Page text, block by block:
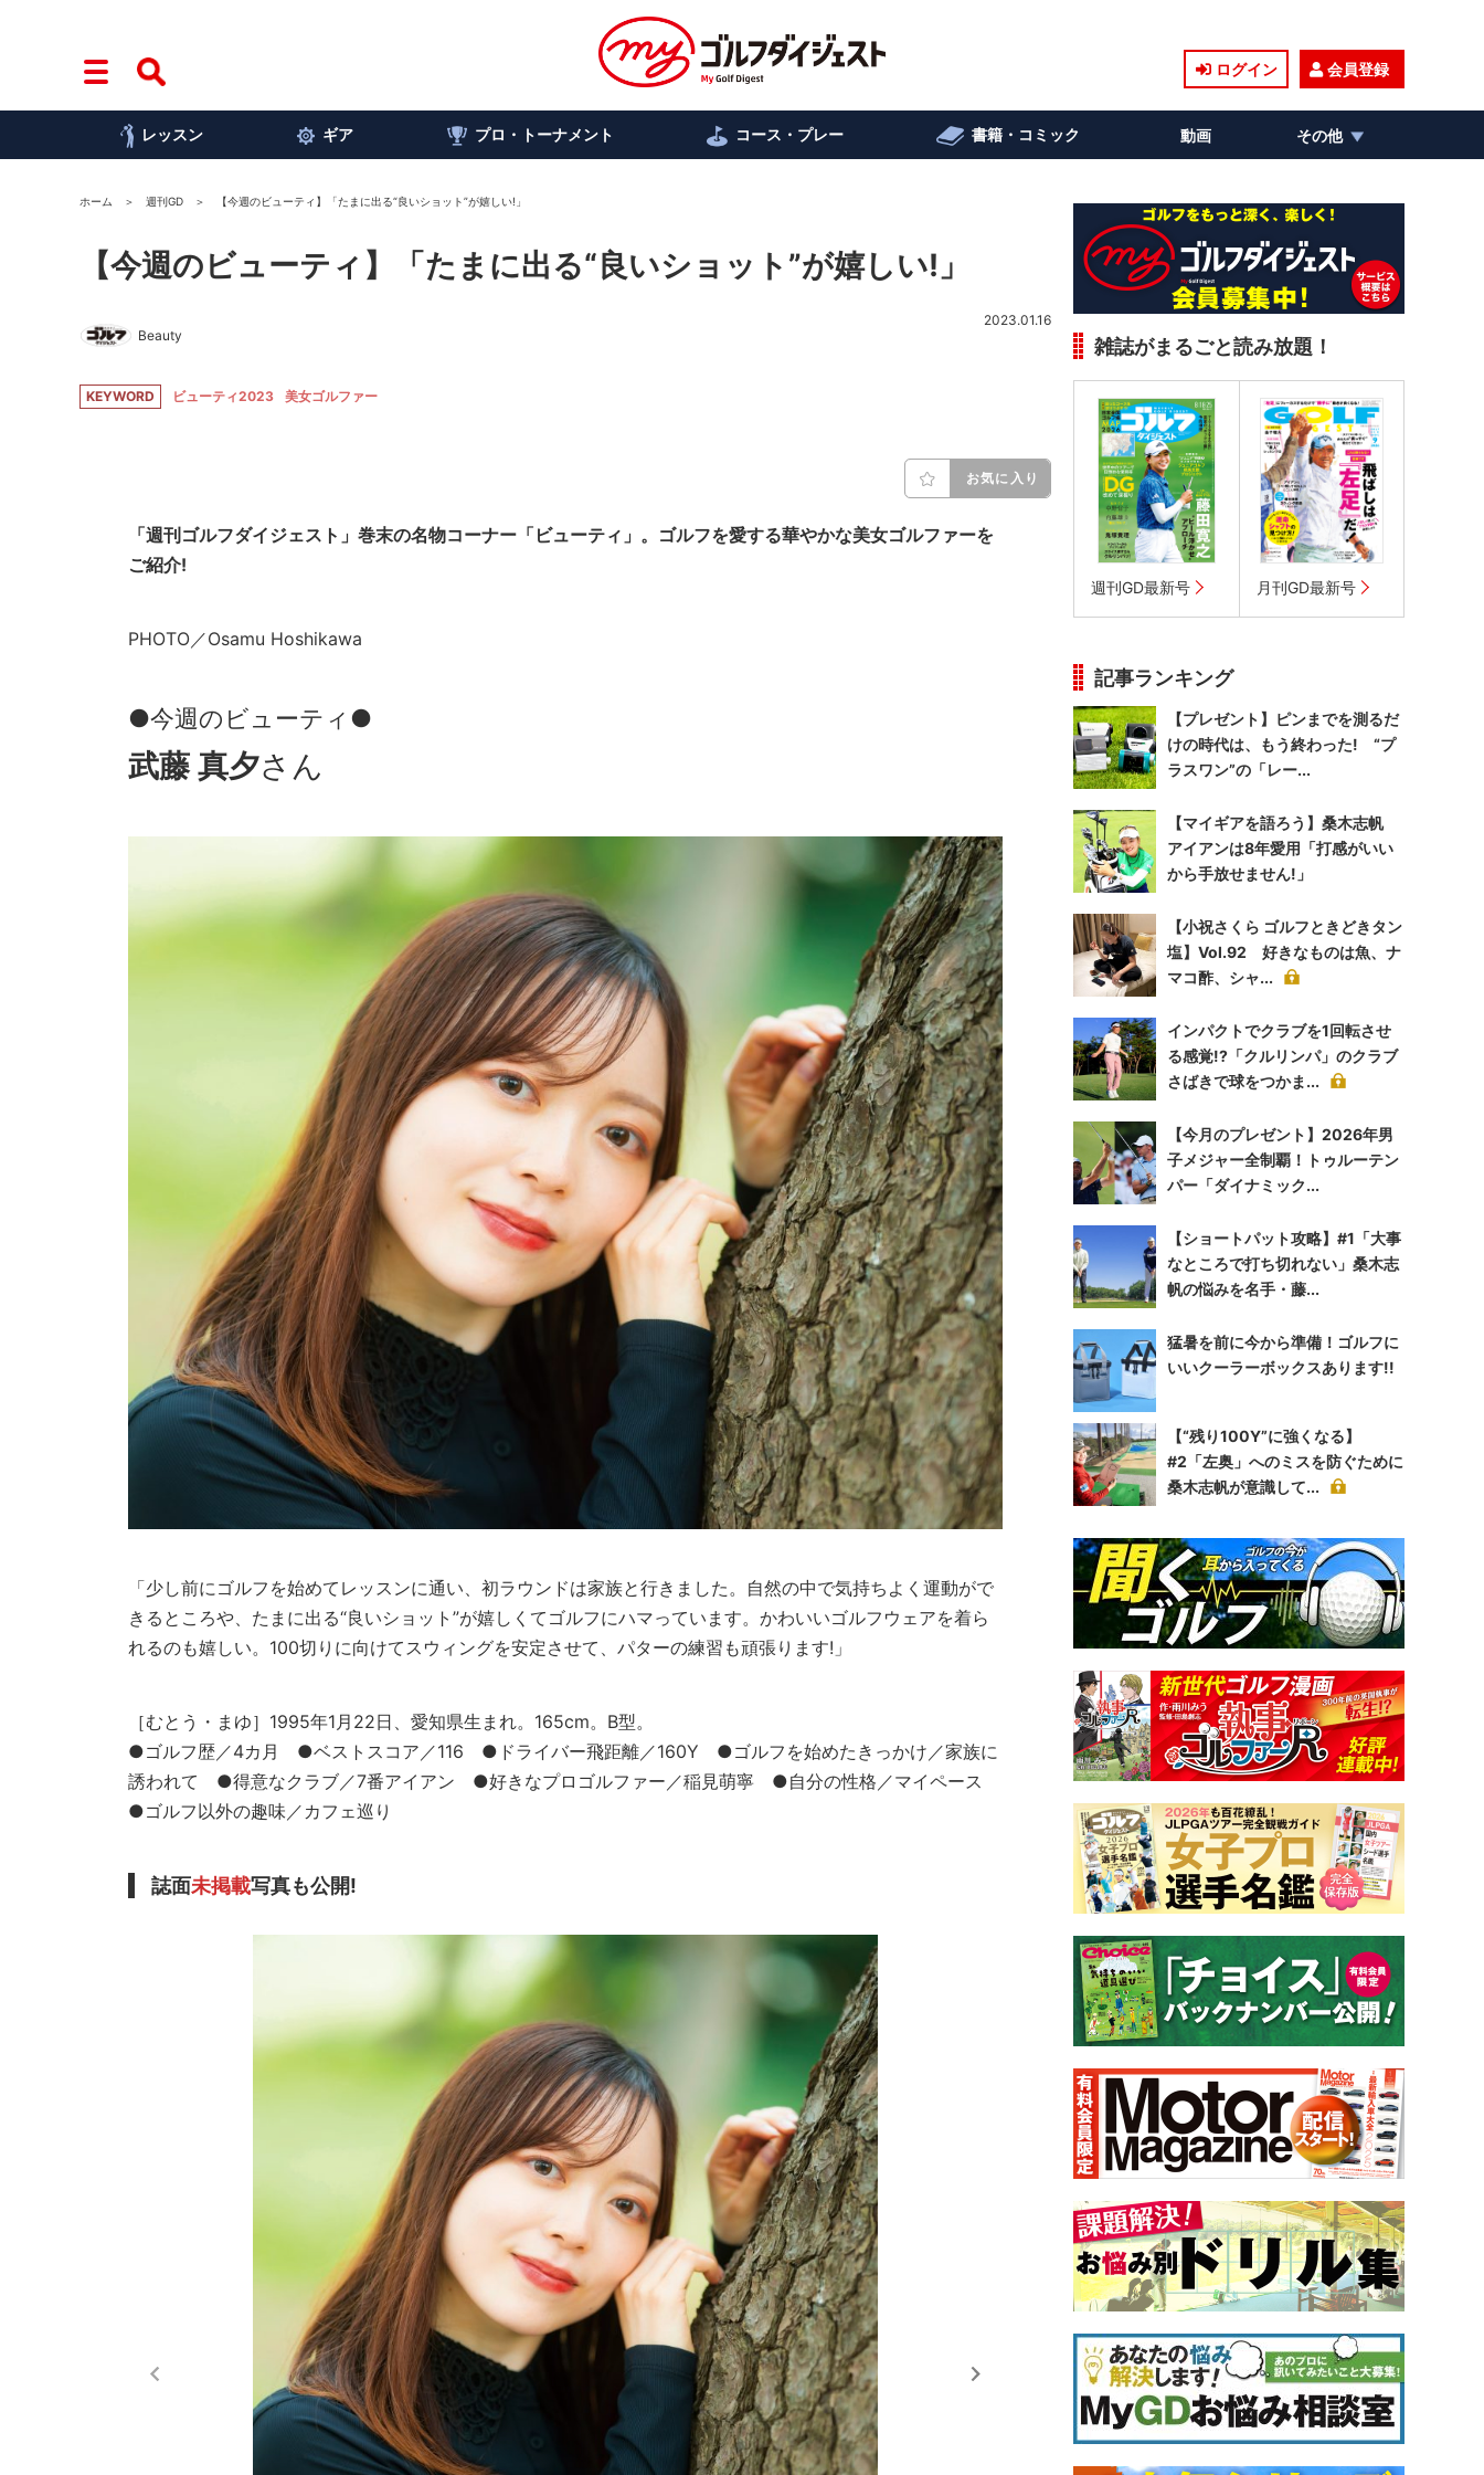
ログイン 会員登録
レッスン ギア プロ・トーナメント コース・プレー 書籍・コミック 動画 その他
ホーム 週刊GD 【今週のビューティ】「たまに出る“良いショット”が嬉しい!」
【今週のビューティ】「たまに出る“良いショット”が嬉しい!」
Beauty
2023.01.16
KEYWORD ビューティ2023 美女ゴルファー
お気に入り
「週刊ゴルフダイジェスト」巻末の名物コーナー「ビューティ」。ゴルフを愛する華やかな美女ゴルファーを
ご紹介!
PHOTO／Osamu Hoshikawa
●今週のビューティ●
武藤 真夕さん
「少し前にゴルフを始めてレッスンに通い、初ラウンドは家族と行きました。自然の中で気持ちよく運動がで
きるところや、たまに出る“良いショット”が嬉しくてゴルフにハマっています。かわいいゴルフウェアを着ら
れるのも嬉しい。100切りに向けてスウィングを安定させて、パターの練習も頑張ります!」
［むとう・まゆ］1995年1月22日、愛知県生まれ。165cm。B型。
●ゴルフ歴／4カ月 ●ベストスコア／116 ●ドライバー飛距離／160Y ●ゴルフを始めたきっかけ／家族に
誘われて ●得意なクラブ／7番アイアン ●好きなプロゴルファー／稲見萌寧 ●自分の性格／マイペース
●ゴルフ以外の趣味／カフェ巡り
誌面未掲載写真も公開!
雑誌がまるごと読み放題！
週刊GD最新号 月刊GD最新号
記事ランキング
【プレゼント】ピンまでを測るだ
けの時代は、もう終わった! “プ
ラスワン”の「レー...
【マイギアを語ろう】桑木志帆
アイアンは8年愛用「打感がいい
から手放せません!」
【小祝さくら ゴルフときどきタン
塩】Vol.92 好きなものは魚、ナ
マコ酢、シャ...
インパクトでクラブを1回転させ
る感覚!?「クルリンパ」のクラブ
さばきで球をつかま...
【今月のプレゼント】2026年男
子メジャー全制覇！トゥルーテン
パー「ダイナミック...
【ショートパット攻略】#1「大事
なところで打ち切れない」桑木志
帆の悩みを名手・藤...
猛暑を前に今から準備！ゴルフに
いいクーラーボックスあります!!
【“残り100Y”に強くなる】
#2「左奥」へのミスを防ぐために
桑木志帆が意識して...